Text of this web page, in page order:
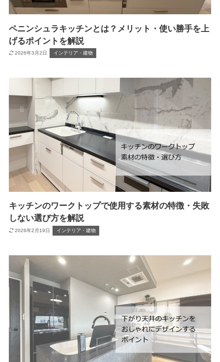
ペニンシュラキッチンとは？メリット・使い勝手を上
げるポイントを解説
2026年3月2日 インテリア・建物
キッチンのワークトップで使用する素材の特徴・失敗
しない選び方を解説
2026年2月19日 インテリア・建物